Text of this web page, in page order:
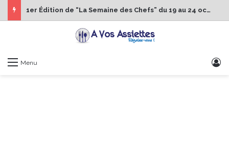
1er Édition de “La Semaine des Chefs” du 19 au 24 octobre 2026
Menu